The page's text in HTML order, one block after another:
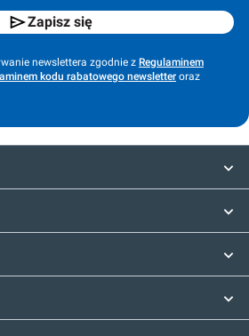
Zapisz się
newslettera zgodnie z Regulaminem
kodu rabatowego newsletter oraz